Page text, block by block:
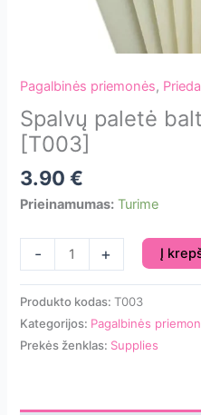
Pagalbinės priemonės,
Spalvų paletė
[T003]
3.90€
Prieinamumas: Turime
-
produkto
kiekis:
baltos
+ Į
Produkto kodas:T003
Kategorijos: Pagalbinės
Prekės ženklas: Supplies